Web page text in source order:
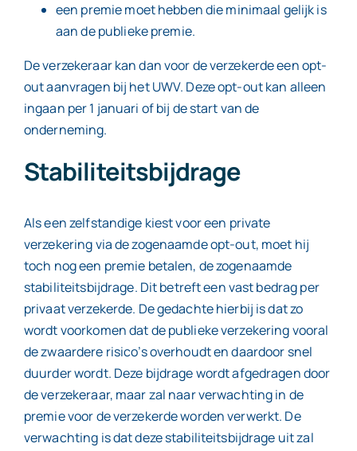
een premie moet hebben die minimaal gelijk is
aan de publieke premie.
De verzekeraar kan dan voor de verzekerde een opt-
out aanvragen bij het UWV. Deze opt-out kan alleen
ingaan per 1 januari of bij de start van de
onderneming.
Stabiliteitsbijdrage
Als een zelfstandige kiest voor een private
verzekering via de zogenaamde opt-out, moet hij
toch nog een premie betalen, de zogenaamde
stabiliteitsbijdrage. Dit betreft een vast bedrag per
privaat verzekerde. De gedachte hierbij is dat zo
wordt voorkomen dat de publieke verzekering vooral
de zwaardere risico’s overhoudt en daardoor snel
duurder wordt. Deze bijdrage wordt afgedragen door
de verzekeraar, maar zal naar verwachting in de
premie voor de verzekerde worden verwerkt. De
verwachting is dat deze stabiliteitsbijdrage uit zal